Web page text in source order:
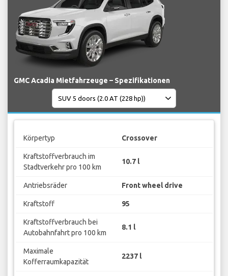
GMC Acadia Mietfahrzeuge – Spezifikationen
Körpertyp Crossover
Kraftstoffverbrauch im
Stadtverkehr pro 100 km
10.7 l
Antriebsräder Front wheel drive
Kraftstoff 95
Kraftstoffverbrauch bei
Autobahnfahrt pro 100 km
8.1 l
Maximale
Kofferraumkapazität
2237 l